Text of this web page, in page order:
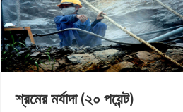
শ্রমের মর্যাদা (২০ পয়েন্ট)